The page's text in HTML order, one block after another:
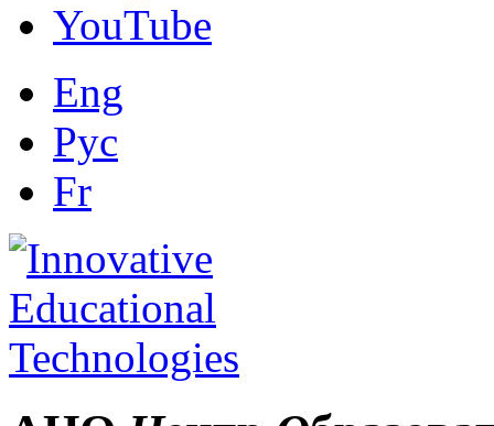
YouTube
Eng
Рус
Fr